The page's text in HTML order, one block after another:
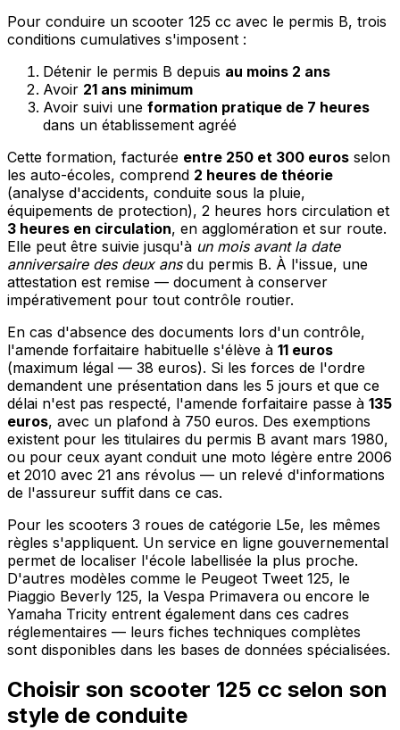
Pour conduire un scooter 125 cc avec le permis B, trois
conditions cumulatives s'imposent :
Détenir le permis B depuis au moins 2 ans
Avoir 21 ans minimum
Avoir suivi une formation pratique de 7 heures
dans un établissement agréé
Cette formation, facturée entre 250 et 300 euros selon
les auto-écoles, comprend 2 heures de théorie
(analyse d'accidents, conduite sous la pluie,
équipements de protection), 2 heures hors circulation et
3 heures en circulation, en agglomération et sur route.
Elle peut être suivie jusqu'à un mois avant la date
anniversaire des deux ansdu permis B. À l'issue, une
attestation est remise — document à conserver
impérativement pour tout contrôle routier.
En cas d'absence des documents lors d'un contrôle,
l'amende forfaitaire habituelle s'élève à 11 euros
(maximum légal — 38 euros). Si les forces de l'ordre
demandent une présentation dans les 5 jours et que ce
délai n'est pas respecté, l'amende forfaitaire passe à 135
euros, avec un plafond à 750 euros. Des exemptions
existent pour les titulaires du permis B avant mars 1980,
ou pour ceux ayant conduit une moto légère entre 2006
et 2010 avec 21 ans révolus — un relevé d'informations
de l'assureur suffit dans ce cas.
Pour les scooters 3 roues de catégorie L5e, les mêmes
règles s'appliquent. Un service en ligne gouvernemental
permet de localiser l'école labellisée la plus proche.
D'autres modèles comme le Peugeot Tweet 125, le
Piaggio Beverly 125, la Vespa Primavera ou encore le
Yamaha Tricity entrent également dans ces cadres
réglementaires — leurs fiches techniques complètes
sont disponibles dans les bases de données spécialisées.
Choisir son scooter 125 cc selon son
style de conduite